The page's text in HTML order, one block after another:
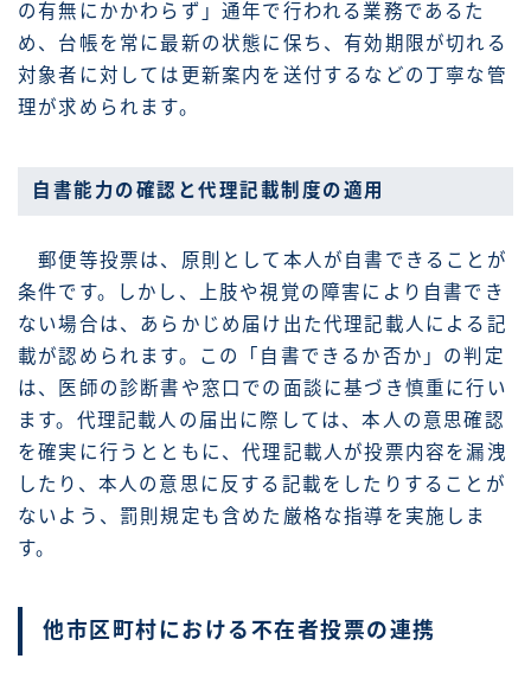
の有無にかかわらず」通年で行われる業務であるた
め、台帳を常に最新の状態に保ち、有効期限が切れる
対象者に対しては更新案内を送付するなどの丁寧な管
理が求められます。
自書能力の確認と代理記載制度の適用
郵便等投票は、原則として本人が自書できることが
条件です。しかし、上肢や視覚の障害により自書でき
ない場合は、あらかじめ届け出た代理記載人による記
載が認められます。この「自書できるか否か」の判定
は、医師の診断書や窓口での面談に基づき慎重に行い
ます。代理記載人の届出に際しては、本人の意思確認
を確実に行うとともに、代理記載人が投票内容を漏洩
したり、本人の意思に反する記載をしたりすることが
ないよう、罰則規定も含めた厳格な指導を実施しま
す。
他市区町村における不在者投票の連携